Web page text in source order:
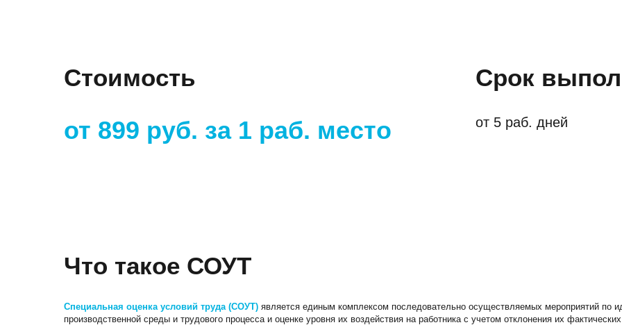
105082, Москва, ул. Большая Почтовая, д.26В, стр.2,
+7 (495) 260-11-47 info@srg-eco.ru
410005, г.Саратов, ул. им. В.Г. Рахова, 187/213, 6 этаж,
Тел./факс:
Стоимость
от 899 руб. за 1 раб. место
Срок
от 5 раб. дней
Что такое СОУТ
Специальная оценка условий труда (СОУТ) является единым комплексом последовательно осуществляемых мероприятий по
производственной среды и трудового процесса и оценке уровня их воздействия на работника с учетом отклонения их